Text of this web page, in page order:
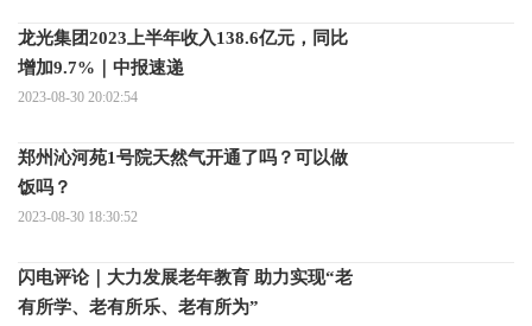
龙光集团2023上半年收入138.6亿元，同比
增加9.7%｜中报速递
2023-08-30 20:02:54
郑州沁河苑1号院天然气开通了吗？可以做
饭吗？
2023-08-30 18:30:52
闪电评论｜大力发展老年教育 助力实现“老
有所学、老有所乐、老有所为”